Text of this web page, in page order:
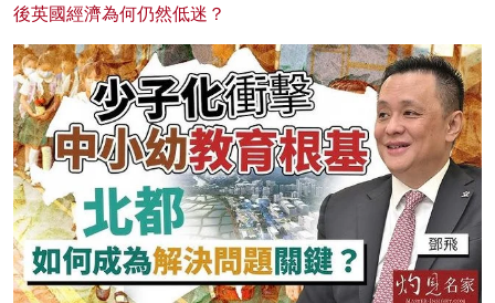
後英國經濟為何仍然低迷？